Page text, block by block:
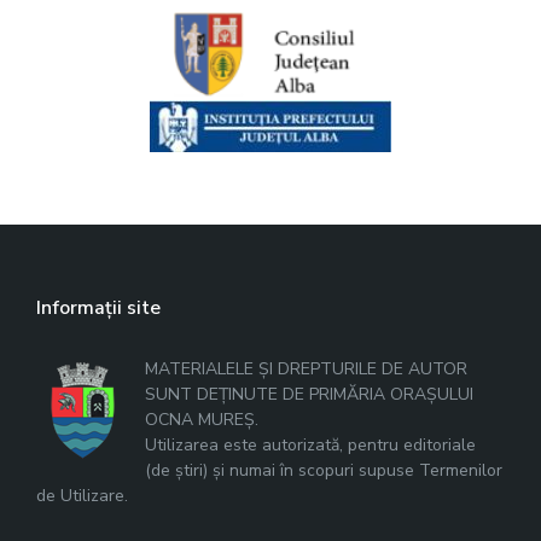
Informații site
MATERIALELE ȘI DREPTURILE DE AUTOR
SUNT DEȚINUTE DE PRIMĂRIA ORAȘULUI
OCNA MUREȘ.
Utilizarea este autorizată, pentru editoriale
(de știri) și numai în scopuri supuse Termenilor
de Utilizare.